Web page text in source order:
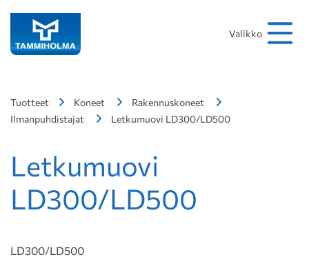
Valikko
Tuotteet Koneet
Rakennuskoneet
Ilmanpuhdistajat
Letkumuovi LD300/LD500
Letkumuovi
LD300/LD500
LD300/LD500